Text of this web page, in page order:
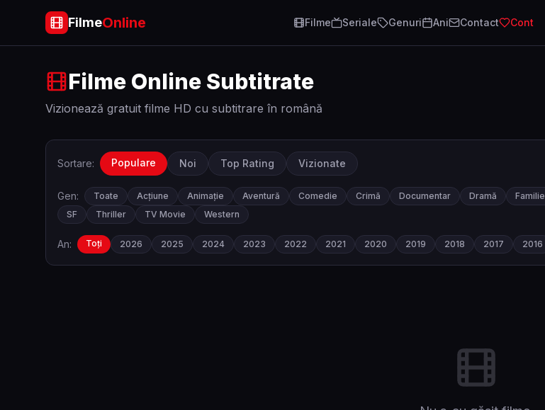
FilmeOnline Filme Seriale Genuri Ani Contact Cont
Filme Online Subtitrate
Vizionează gratuit filme HD cu subtitrare în română
Sortare: Populare Noi Top Rating Vizionate
Gen: Toate Acțiune Animație Aventură Comedie Crimă Documentar Dramă Familie
SF
Thriller TV Movie Western
An: Toți 2026 2025 2024 2023 2022 2021 2020 2019 2018 2017 2016